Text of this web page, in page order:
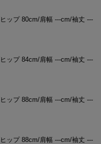
ップ 80cm/肩幅 ---cm/袖丈 ---
ップ 84cm/肩幅 ---cm/袖丈 ---
ップ 88cm/肩幅 ---cm/袖丈 ---
ップ 88cm/肩幅 ---cm/袖丈 ---